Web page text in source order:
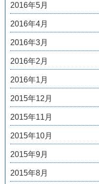
2016年5月
2016年4月
2016年3月
2016年2月
2016年1月
2015年12月
2015年11月
2015年10月
2015年9月
2015年8月